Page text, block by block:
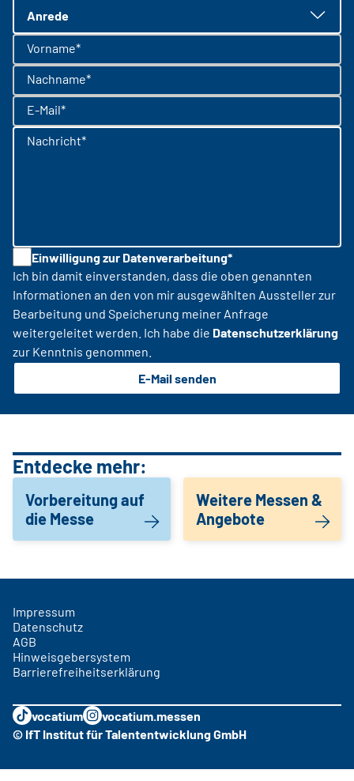
Anrede
Vorname*
Nachname*
E-Mail*
Nachricht*
Einwilligung zur Datenverarbeitung*
Ich bin damit einverstanden, dass die oben genannten
Informationen an den von mir ausgewählten Aussteller zur
Bearbeitung und Speicherung meiner Anfrage
weitergeleitet werden. Ich habe die Datenschutzerklärung
zur Kenntnis genommen.
E-Mail senden
Entdecke mehr:
Vorbereitung auf
die Messe
Weitere Messen &
Angebote
Impressum
Datenschutz
AGB
Hinweisgebersystem
Barrierefreiheitserklärung
vocatium
vocatium.messen
© IfT Institut für Talententwicklung GmbH